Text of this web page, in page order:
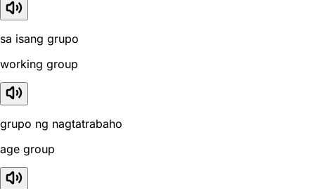
sa isang grupo
working group
grupo ng nagtatrabaho
age group